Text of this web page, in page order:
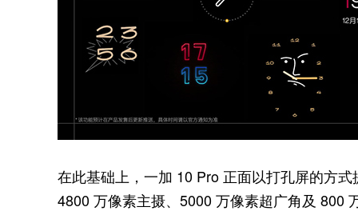
在此基础上，一加 10 Pro 正面以打孔屏的方
4800 万像素主摄、5000 万像素超广角及 800